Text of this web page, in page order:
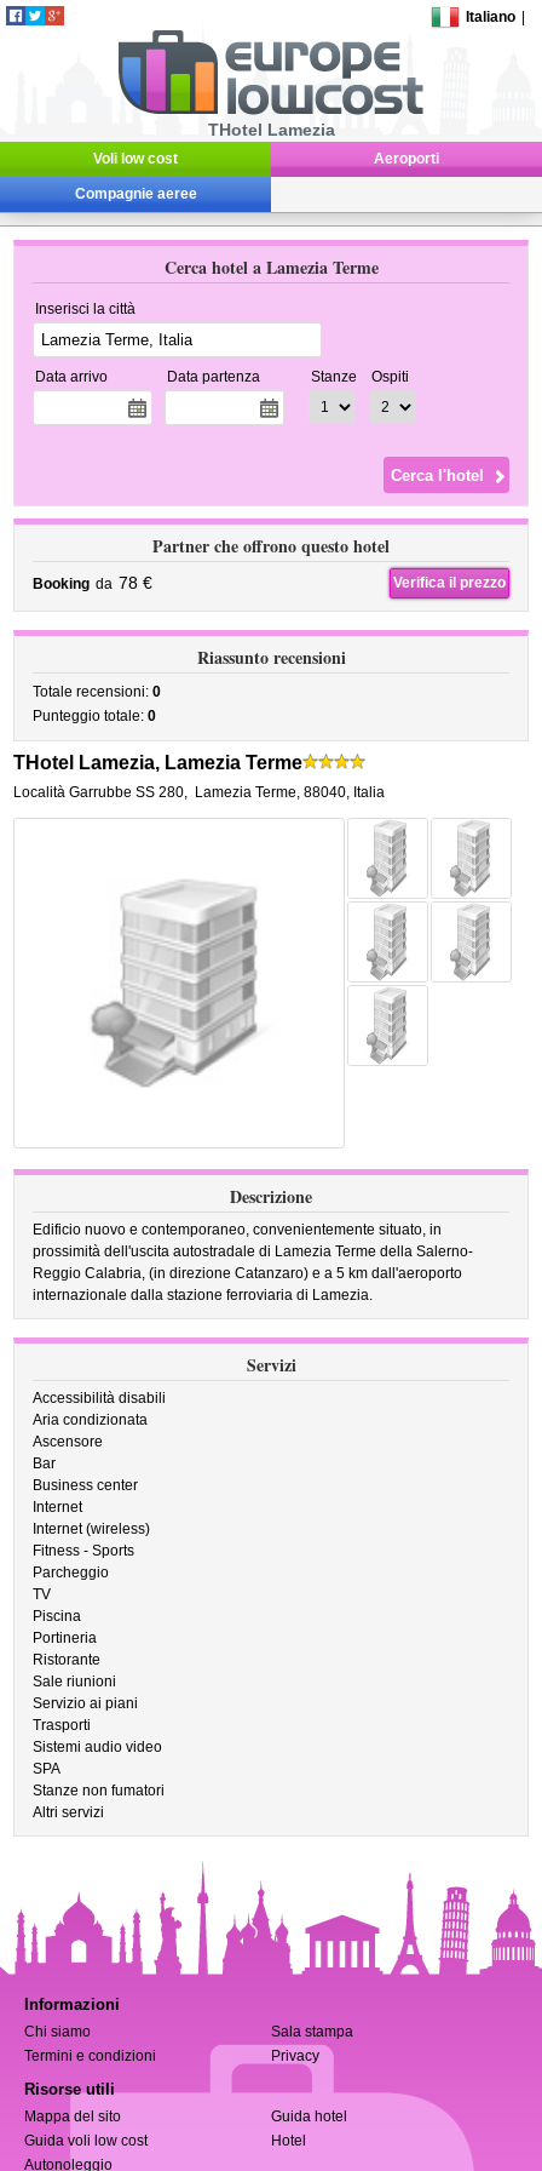
Italiano
THotel Lamezia
Voli low cost Aeroporti
Compagnie aeree
Cerca hotel a Lamezia Terme
Inserisci la città
Data arrivo Data partenza Stanze Ospiti
Partner che offrono questo hotel
Booking da 78 € Verifica il prezzo
Riassunto recensioni
Totale recensioni:0
Punteggio totale:0
THotel Lamezia, Lamezia Terme
Località Garrubbe SS 280, Lamezia Terme,88040, Italia
Descrizione
Edificio nuovo e contemporaneo, convenientemente situato, in
prossimità dell'uscita autostradale di Lamezia Terme della Salerno-
Reggio Calabria, (in direzione Catanzaro) e a 5 km dall'aeroporto
internazionale dalla stazione ferroviaria di Lamezia.
Servizi
Accessibilità disabili
Aria condizionata
Ascensore
Bar
Business center
Internet
Internet (wireless)
Fitness - Sports
Parcheggio
TV
Piscina
Portineria
Ristorante
Sale riunioni
Servizio ai piani
Trasporti
Sistemi audio video
SPA
Stanze non fumatori
Altri servizi
Informazioni
Chi siamo
Sala stampa
Termini e condizioni
Privacy
Risorse utili
Mappa del sito
Guida hotel
Guida voli low cost
Hotel
Autonoleggio